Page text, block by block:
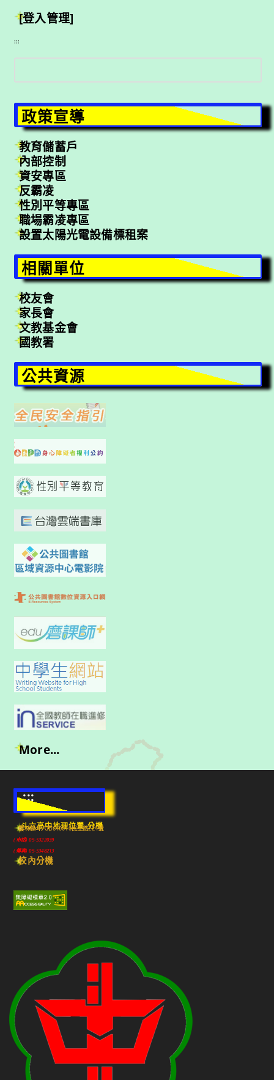
[登入管理]
:::
搜
尋
政策宣導
教育儲蓄戶
內部控制
資安專區
反霸凌
性別平等專區
職場霸凌專區
設置太陽光電設備標租案
相關單位
校友會
家長會
文教基金會
國教署
公共資源
More...
:::
斗六高中地理位置-分機
雲林縣斗六市640010民生路224號
(市話) 05-5322039
(傳真) 05-5348213
校內分機